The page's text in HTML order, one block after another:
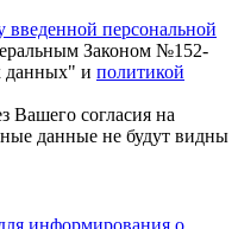
введенной персональной
Законом №152-
данных" и политикой
Вашего согласия на
данные не будут видны